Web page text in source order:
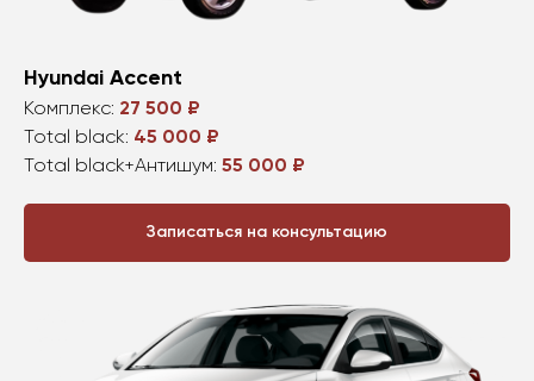
Hyundai Accent
Комплекс: 27 500 ₽
Total black: 45 000 ₽
Total black+Антишум: 55 000 ₽
Записаться на консультацию